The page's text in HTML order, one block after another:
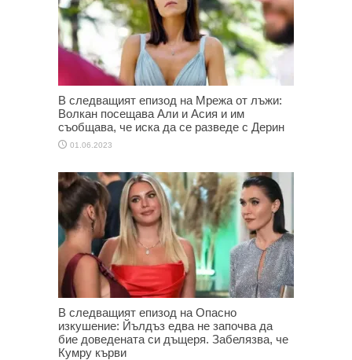
В следващият епизод на Мрежа от лъжи:
Волкан посещава Али и Асия и им
съобщава, че иска да се разведе с Дерин
01.06.2023
В следващият епизод на Опасно
изкушение: Йълдъз едва не започва да
бие доведената си дъщеря. Забелязва, че
Кумру кърви